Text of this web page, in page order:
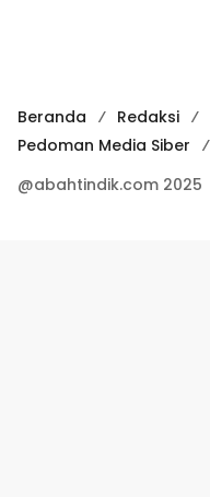
Beranda Redaksi
Pedoman Media Siber
@abahtindik.com 2025